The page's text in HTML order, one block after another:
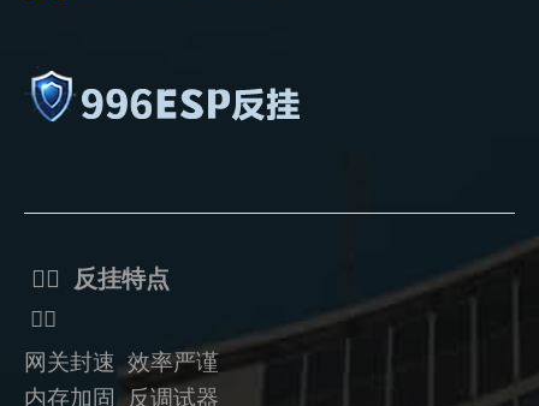
ᅟᅠ 反挂特点
ᅟᅠ
网关封速 效率严谨
内存加固 反调试器